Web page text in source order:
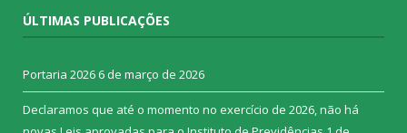
ÚLTIMAS PUBLICAÇÕES
Portaria 2026 6 de março de 2026
Declaramos que até o momento no exercício de 2026, não há